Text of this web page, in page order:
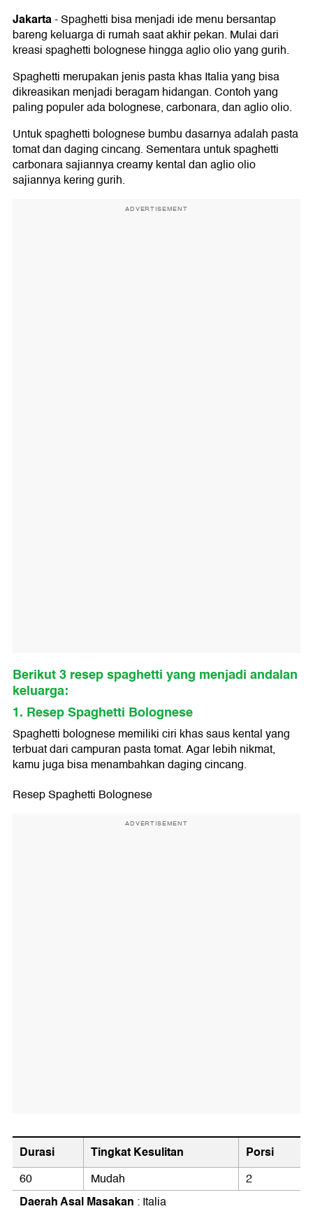
Jakarta-Spaghetti bisa menjadi ide menu bersantap
bareng keluarga di rumah saat akhir pekan. Mulai dari
kreasi spaghetti bolognese hingga aglio olio yang gurih.
Spaghetti merupakan jenis pasta khas Italia yang bisa
dikreasikan menjadi beragam hidangan. Contoh yang
paling populer ada bolognese, carbonara, dan aglio olio.
Untuk spaghetti bolognese bumbu dasarnya adalah pasta
tomat dan daging cincang. Sementara untuk spaghetti
carbonara sajiannya creamy kental dan aglio olio
sajiannya kering gurih.
ADVERTISEMENT
Berikut 3 resep spaghetti yang menjadi andalan
keluarga:
1. Resep Spaghetti Bolognese
Spaghetti bolognese memiliki ciri khas saus kental yang
terbuat dari campuran pasta tomat. Agar lebih nikmat,
kamu juga bisa menambahkan daging cincang.
Resep Spaghetti Bolognese
ADVERTISEMENT
Durasi Tingkat Kesulitan Porsi
60 Mudah 2
Daerah Asal Masakan : Italia